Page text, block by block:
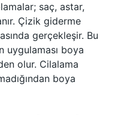
saç, astar,
Çizik giderme
gerçekleşir. Bu
uygulaması boya
olur. Cilalama
boya